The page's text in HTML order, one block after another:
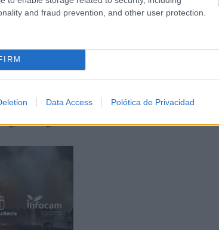
and fraud prevention, and other user protection.
Data Access Polótica de Privacidad
acompañado por la alcaldesa de Alhambra,
Fomento, Manuel Martínez López-
Ángel Díaz Brazales.